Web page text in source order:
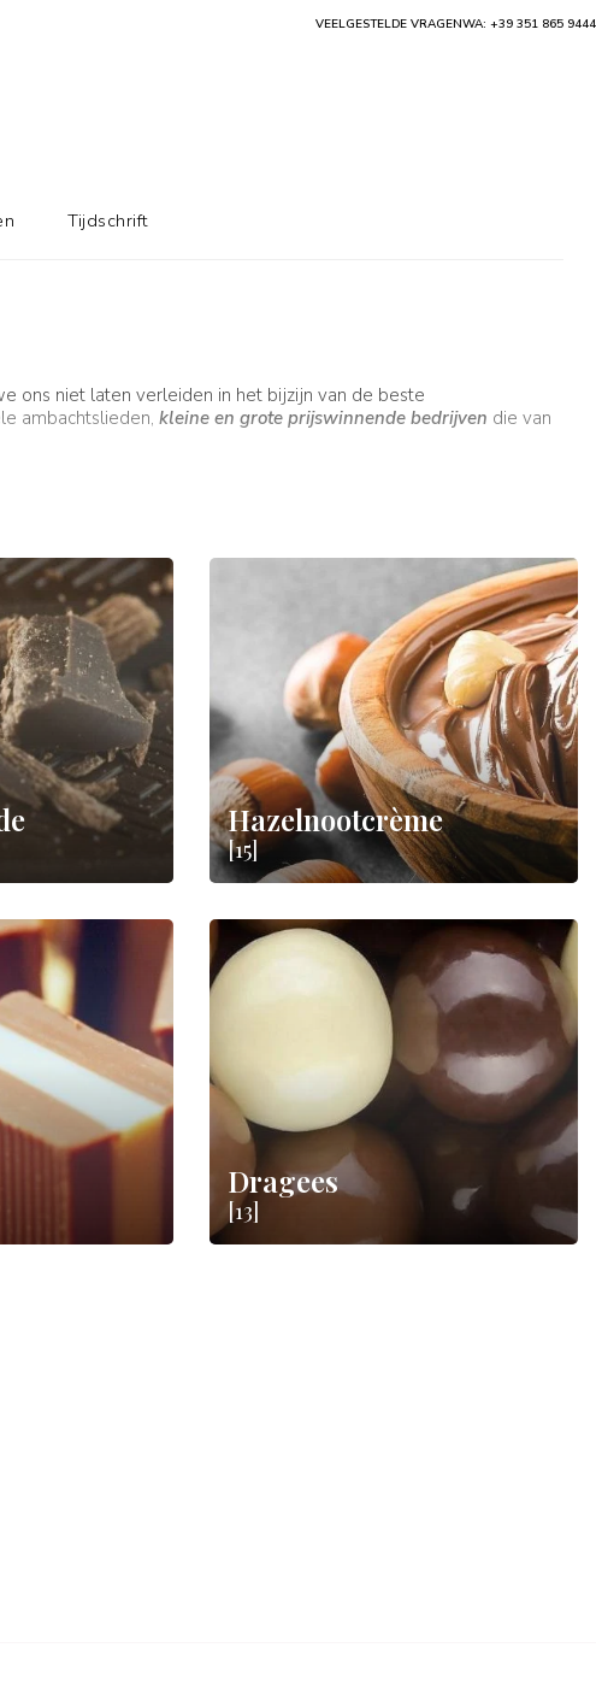
ons niet laten verleiden in het bijzijn van de beste
ambachtslieden, kleine en grote prijswinnende bedrijven die van
Hazelnootcrème
[15]
Dragees
[13]
VEELGESTELDE VRAGENWA: +39 351 865 9444
Tijdschrift